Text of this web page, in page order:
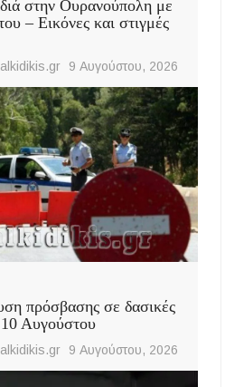
στην Ουρανούπολη με
– Εικόνες και στιγμές
9 Αυγούστου, 2026
πρόσβασης σε δασικές
10 Αυγούστου
9 Αυγούστου, 2026